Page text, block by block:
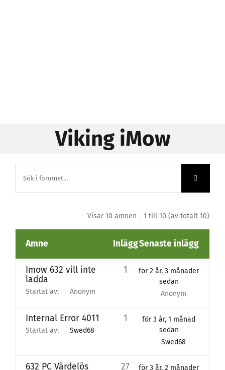
Viking iMow
Visar 10 ämnen - 1 till 10 (av totalt 10)
Ämne InläggSenaste inlägg
Imow 632 vill inte
ladda
Startat av: Anonym
1
för 2 år, 3 månader
sedan
Anonym
Internal Error 4011
Startat av: Swed68
1
för 3 år, 1 månad
sedan
Swed68
632 PC Värdelös 27
för 3 år, 2 månader